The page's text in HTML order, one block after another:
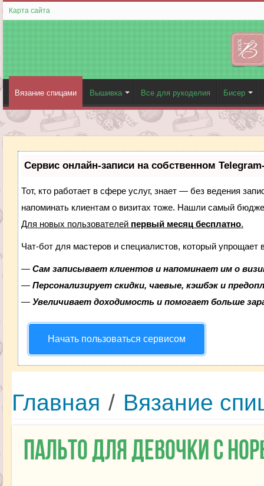
Карта сайта
Вязание спицами Вышивка Все для рукоделия Бисер
Сервис онлайн-записи на собственном
Тот, кто работает в сфере услуг, знает — без ведения
напоминать клиентам о визитах тоже. Нашли самый
Для новых пользователей первый месяц бесплатно.
Чат-бот для мастеров и специалистов, который упрощает
— Сам записывает клиентов и напоминает им о
— Персонализирует скидки, чаевые, кэшбэк и
— Увеличивает доходимость и помогает больше
Начать пользоваться сервисом
Главная / Вязание
Пальто для девочки с